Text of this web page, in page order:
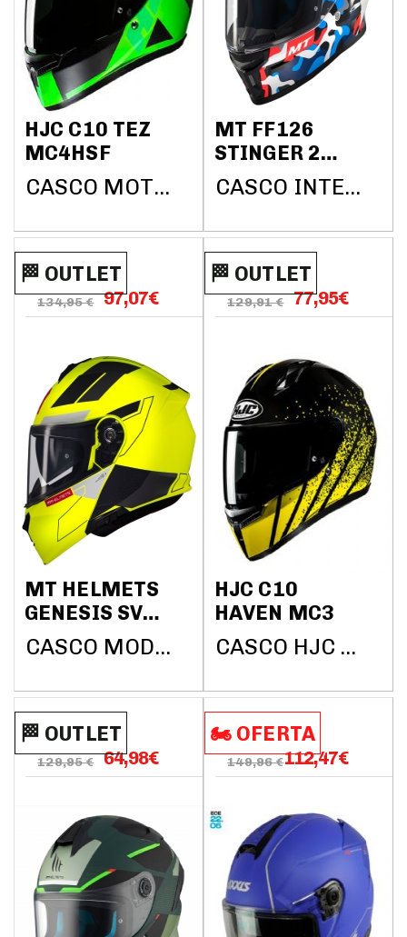
HJC C10 TEZ
MC4HSF
CASCO MOTO HJC C10 TEZ MC4HSF
MT FF126
STINGER 2
YOZU A7
BRILLO
CASCO INTEGRAL MT HELMETS
🏁​​​​ OUTLET
134,95 € 97,07€
MT HELMETS
GENESIS SV
TALO C3
MATE
CASCO MODULAR MT HELMETS
🏁​​​​ OUTLET
129,91 € 77,95€
HJC C10
HAVEN MC3
CASCO HJC C10 HAVEN MC3
🏁​​​​ OUTLET
129,95 € 64,98€
🏍️​​ OFERTA
149,96 €112,47€